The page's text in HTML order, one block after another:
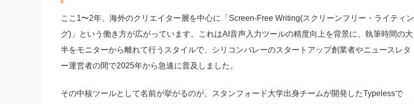
ここ1〜2年、海外のクリエイター層を中心に「Screen-Free Writing(スクリーンフリー・ライティン
グ)」という働き方が広がっています。これはAI音声入力ツールの精度向上を背景に、執筆時間の大
半をモニターから離れて行うスタイルで、シリコンバレーのスタートアップ創業者やニュースレタ
ー運営者の間で2025年から急速に普及しました。
その中核ツールとして名前が挙がるのが、スタンフォード大学出身チームが開発したTypelessで